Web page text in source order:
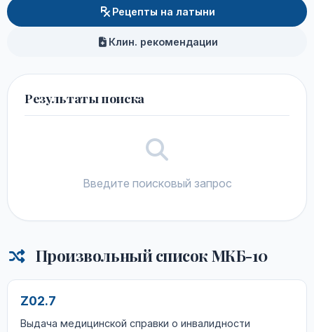
Рецепты на латыни
Клин. рекомендации
Результаты поиска
Введите поисковый запрос
Произвольный список МКБ-10
Z02.7
Выдача медицинской справки о инвалидности